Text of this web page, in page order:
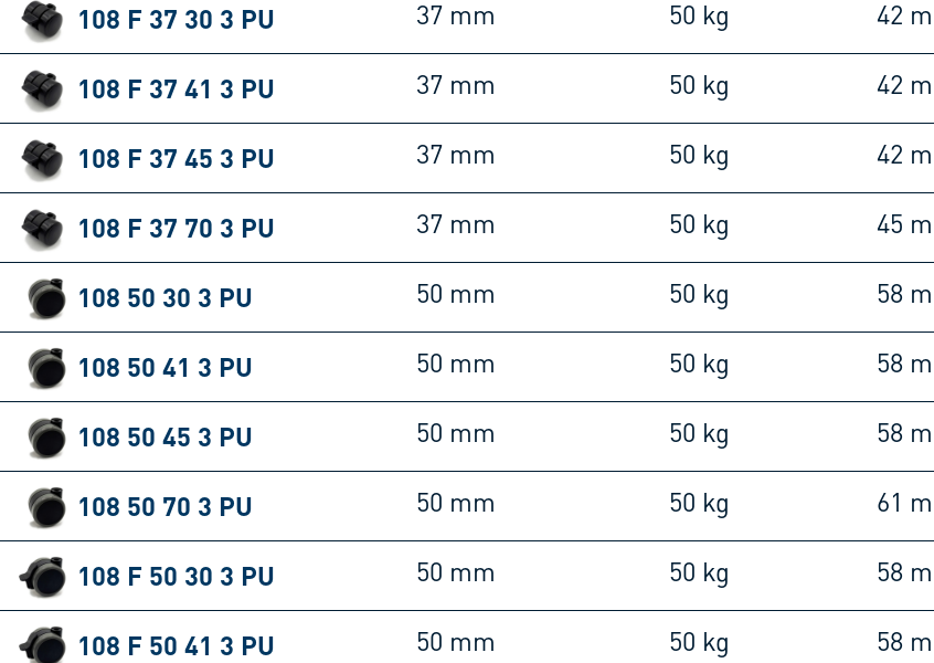
108 F 37 30 3 PU 37 mm 50 kg 42
108 F 37 41 3 PU 37 mm 50 kg 42
108 F 37 45 3 PU 37 mm 50 kg 42
108 F 37 70 3 PU 37 mm 50 kg 45
108 50 30 3 PU 50 mm 50 kg 58
108 50 41 3 PU 50 mm 50 kg 58
108 50 45 3 PU 50 mm 50 kg 58
108 50 70 3 PU 50 mm 50 kg 61
108 F 50 30 3 PU 50 mm 50 kg 58
108 F 50 41 3 PU 50 mm 50 kg 58